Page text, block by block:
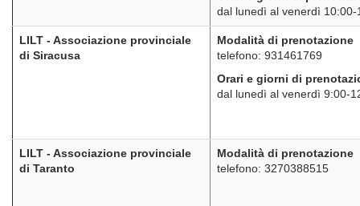
dal lunedì al venerdì 10:00-
LILT - Associazione provinciale
di Siracusa
Modalità di prenotazione
telefono: 931461769
Orari e giorni di
dal lunedì al venerdì 9:00-
LILT - Associazione provinciale
di Taranto
Modalità di prenotazione
telefono: 3270388515